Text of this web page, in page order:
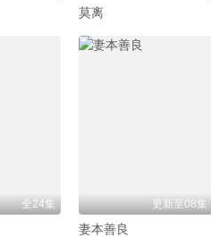
莫离
全24集 更新至08集
妻本善良